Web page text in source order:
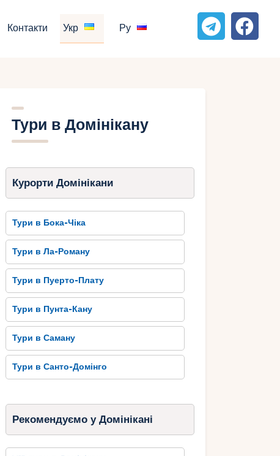
Контакти Укр Ру
Тури в Домінікану
Курорти Домінікани
Тури в Бока-Чіка
Тури в Ла-Роману
Тури в Пуерто-Плату
Тури в Пунта-Кану
Тури в Саману
Тури в Санто-Домінго
Рекомендуємо у Домінікані